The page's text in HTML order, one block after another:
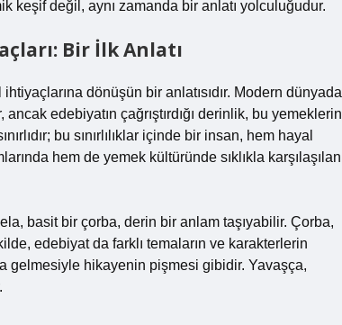
keşif değil, aynı zamanda bir anlatı yolculuğudur.
Bir İlk Anlatı
dönüşün bir anlatısıdır. Modern dünyada
edebiyatın çağrıştırdığı derinlik, bu yemeklerin
bu sınırlılıklar içinde bir insan, hem hayal
hem de yemek kültüründe sıklıkla karşılaşılan
basit bir çorba, derin bir anlam taşıyabilir. Çorba,
edebiyat da farklı temaların ve karakterlerin
gelmesiyle hikayenin pişmesi gibidir. Yavaşça,